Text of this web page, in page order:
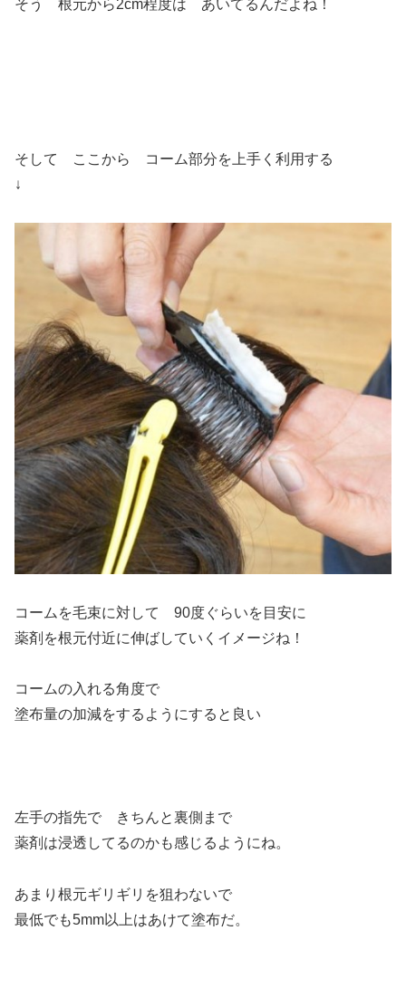
そう 根元から2cm程度は あいてるんだよね！
そして ここから コーム部分を上手く利用する
↓
コームを毛束に対して 90度ぐらいを目安に
薬剤を根元付近に伸ばしていくイメージね！
コームの入れる角度で
塗布量の加減をするようにすると良い
左手の指先で きちんと裏側まで
薬剤は浸透してるのかも感じるようにね。
あまり根元ギリギリを狙わないで
最低でも5mm以上はあけて塗布だ。